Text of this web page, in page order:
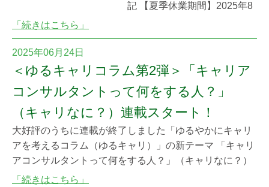
記 【夏季休業期間】2025年8
月9日(土)～2025年8月13日(水) 試験に関するお問い合わ
すようお願い申し上げます。 特定非営利活動法人キャリ
アコンサルティング協議会 電話：03-5402-4688（資格管
「続きはこちら」
2025年06月24日
＜ゆるキャリコラム第2弾＞「キャリア
コンサルタントって何をする人？」
（キャリなに？）連載スタート！
大好評のうちに連載が終了しました「ゆるやかにキャリ
アを考えるコラム（ゆるキャリ）」の新テーマ 「キャリ
アコンサルタントって何をする人？」（キャリなに？）
がスタートします！ 今回は、キャリアコンサルタントや
「続きはこちら」